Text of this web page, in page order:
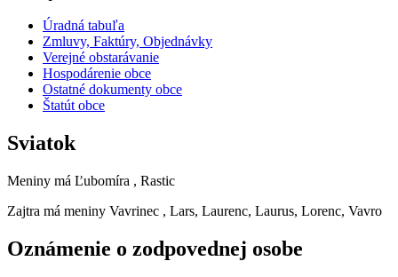
Úradná tabuľa
Zmluvy, Faktúry, Objednávky
Verejné obstarávanie
Hospodárenie obce
Ostatné dokumenty obce
Štatút obce
Sviatok
Meniny má Ľubomíra , Rastic
Zajtra má meniny Vavrinec , Lars, Laurenc, Laurus, Lorenc, Vavro
Oznámenie o zodpovednej osobe